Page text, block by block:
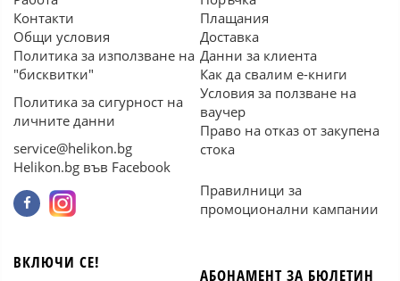
Контакти
Общи условия
Политика за използване на
"бисквитки"
Политика за сигурност на
личните данни
service@helikon.bg
Helikon.bg във Facebook
Плащания
Доставка
Данни за клиента
Как да свалим е-книги
Условия за ползване на
ваучер
Право на отказ от закупена
стока
Правилници за
промоционални кампании
ВКЛЮЧИ СЕ!
АБОНАМЕНТ ЗА БЮЛЕТИН